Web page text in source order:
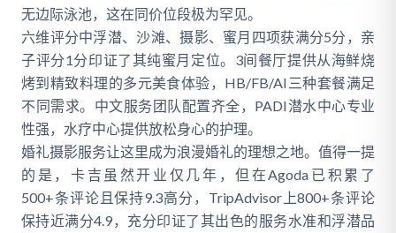
无边际泳池，这在同价位段极为罕见。
六维评分中浮潜、沙滩、摄影、蜜月四项获满分5分，亲
子评分1分印证了其纯蜜月定位。3间餐厅提供从海鲜烧
烤到精致料理的多元美食体验，HB/FB/AI三种套餐满足
不同需求。中文服务团队配置齐全，PADI潜水中心专业
性强，水疗中心提供放松身心的护理。
婚礼摄影服务让这里成为浪漫婚礼的理想之地。值得一提
的是，卡吉虽然开业仅几年，但在Agoda已积累了
500+条评论且保持9.3高分，TripAdvisor上800+条评论
保持近满分4.9，充分印证了其出色的服务水准和浮潜品